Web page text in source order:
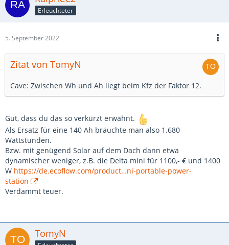
Erleuchteter
5. September 2022
Zitat von TomyN
Cave: Zwischen Wh und Ah liegt beim Kfz der Faktor 12.
Gut, dass du das so verkürzt erwähnt.
Als Ersatz für eine 140 Ah bräuchte man also 1.680
Wattstunden.
Bzw. mit genügend Solar auf dem Dach dann etwa
dynamischer weniger, z.B. die Delta mini für 1100,- € und 1400
W https://de.ecoflow.com/product…ni-portable-power-
station
Verdammt teuer.
TomyN